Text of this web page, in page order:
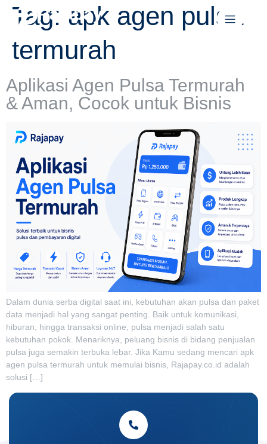
Rajapay
Tag: apk agen pulsa
termurah
Aplikasi Agen Pulsa Termurah
& Aman, Cocok untuk Bisnis
Dalam dunia serba digital saat ini, kebutuhan akan pulsa dan paket
data menjadi hal yang sangat penting. Baik untuk komunikasi,
hiburan, hingga transaksi online, pulsa menjadi salah satu
kebutuhan pokok. Menariknya, peluang bisnis di bidang penjualan
pulsa juga semakin terbuka lebar. Jika Kamu sedang mencari apk
agen pulsa termurah untuk memulai bisnis, Rajapay.co.id adalah
solusi […]